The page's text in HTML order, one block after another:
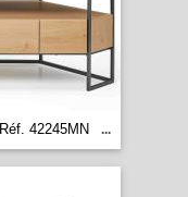
Réf. 42245MN ...